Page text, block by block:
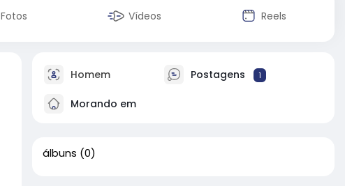
Fotos Vídeos Reels
Homem Postagens 1
Morando em
álbuns (0)